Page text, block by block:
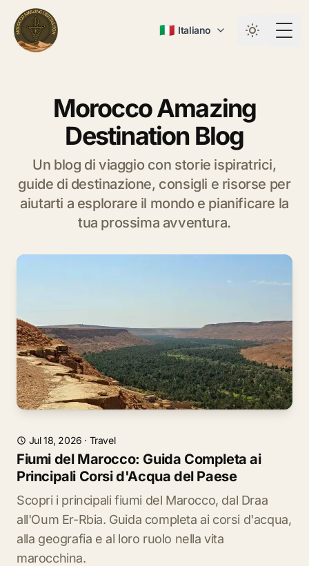
🇮🇹 Italiano
Morocco Amazing
Destination Blog
Un blog di viaggio con storie ispiratrici,
guide di destinazione, consigli e risorse per
aiutarti a esplorare il mondo e pianificare la
tua prossima avventura.
Jul 18, 2026 · Travel
Fiumi del Marocco: Guida Completa ai
Principali Corsi d'Acqua del Paese
Scopri i principali fiumi del Marocco, dal Draa
all'Oum Er-Rbia. Guida completa ai corsi d'acqua,
alla geografia e al loro ruolo nella vita
marocchina.